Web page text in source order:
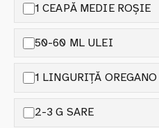
1 CEAPĂ MEDIE ROȘIE
50-60 ML ULEI
1 LINGURIȚĂ
2-3 G SARE